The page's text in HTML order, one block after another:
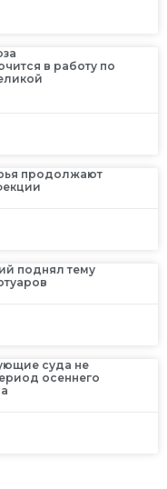
в работу по
продолжают
поднял тему
суда не
осеннего